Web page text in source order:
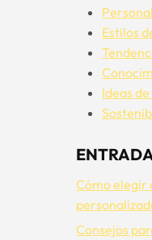
Estilos
Ideas
Cómo elegir
Consejos